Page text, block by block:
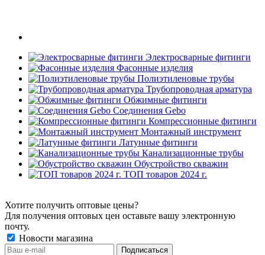
Электросварные фитинги
Фасонные изделия
Полиэтиленовые трубы
Трубопроводная арматура
Обжимные фитинги
Соединения Gebo
Компрессионные фитинги
Монтажный инструмент
Латунные фитинги
Канализационные трубы
Обустройство скважин
ТОП товаров 2024 г.
Хотите получить оптовые цены?
Для получения оптовых цен оставьте вашу электронную
почту.
Новости магазина